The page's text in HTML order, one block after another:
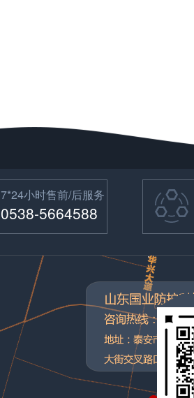
7*24小时售前/后服务
0538-5664588